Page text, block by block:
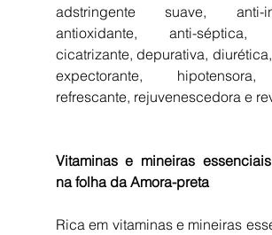
adstringente suave, anti-
antioxidante, anti-séptica,
cicatrizante, depurativa,
expectorante,
refrescante, rejuvenescedora e
Vitaminas e mineiras
na folha da Amora-preta
Rica em vitaminas e mineiras